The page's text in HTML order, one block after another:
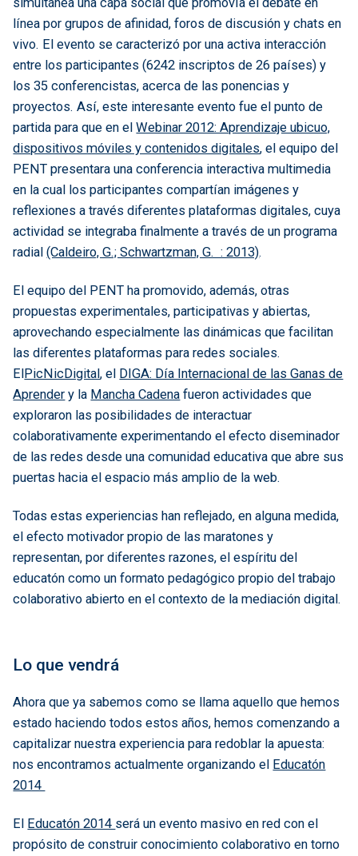
línea por grupos de afinidad, foros de discusión y chats en
vivo. El evento se caracterizó por una activa interacción
entre los participantes (6242 inscriptos de 26 países) y
los 35 conferencistas, acerca de las ponencias y
proyectos. Así, este interesante evento fue el punto de
partida para que en elWebinar 2012: Aprendizaje ubicuo,
dispositivos móviles y contenidos digitales, el equipo del
PENT presentara una conferencia interactiva multimedia
en la cual los participantes compartían imágenes y
reflexiones a través diferentes plataformas digitales, cuya
actividad se integraba finalmente a través de un programa
radial(Caldeiro, G.; Schwartzman, G. : 2013).
El equipo del PENT ha promovido, además, otras
propuestas experimentales, participativas y abiertas,
aprovechando especialmente las dinámicas que facilitan
las diferentes plataformas para redes sociales.
ElPicNicDigital, el DIGA: Día Internacional de las Ganas de
Aprender y la Mancha Cadena fueron actividades que
exploraron las posibilidades de interactuar
colaborativamente experimentando el efecto diseminador
de las redes desde una comunidad educativa que abre sus
puertas hacia el espacio más amplio de la web.
Todas estas experiencias han reflejado, en alguna medida,
el efecto motivador propio de las maratones y
representan, por diferentes razones, el espíritu del
educatón como un formato pedagógico propio del trabajo
colaborativo abierto en el contexto de la mediación digital.
Lo que vendrá
Ahora que ya sabemos como se llama aquello que hemos
estado haciendo todos estos años, hemos comenzando a
capitalizar nuestra experiencia para redoblar la apuesta:
nos encontramos actualmente organizando el Educatón
2014
El Educatón 2014 será un evento masivo en red con el
propósito de construir conocimiento colaborativo en torno